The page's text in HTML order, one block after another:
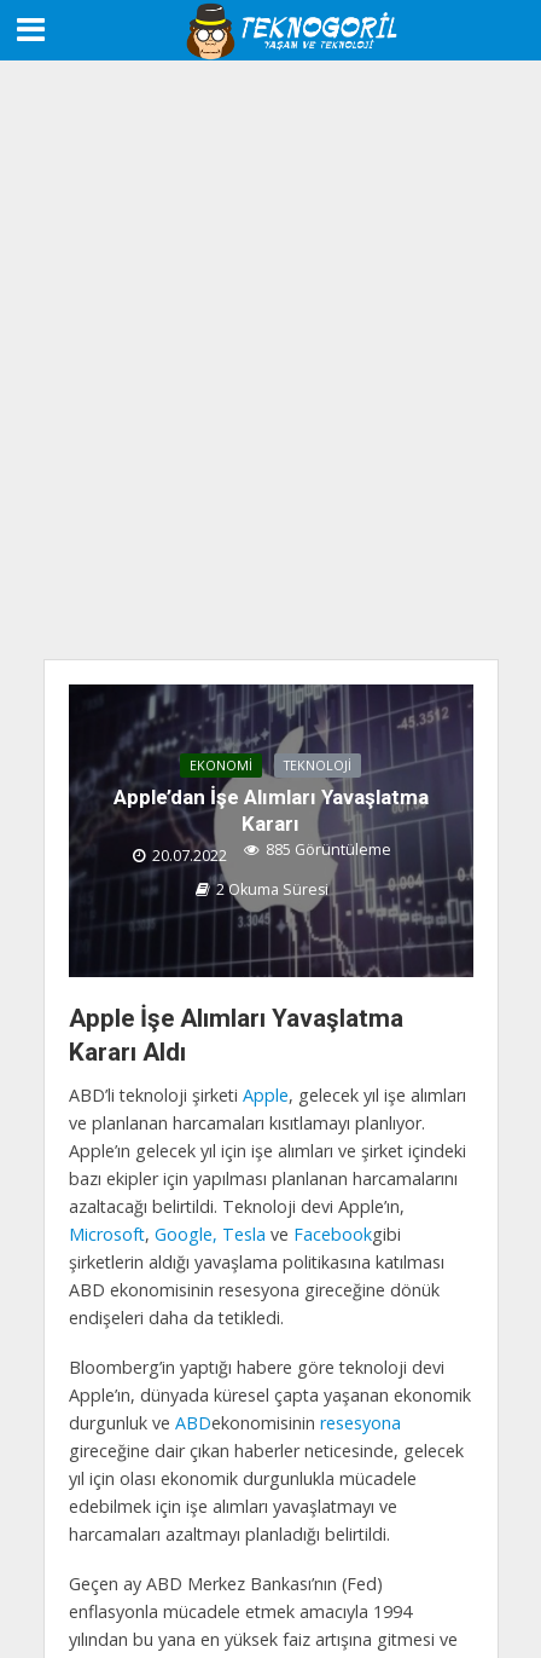
EKONOMI TEKNOLOJI
Apple’dan İşe Alımları Yavaşlatma
Kararı
20.07.2022
885 Görüntüleme
2 Okuma Süresi
Apple İşe Alımları Yavaşlatma
Kararı Aldı
ABD’li teknoloji şirketi Apple, gelecek yıl işe alımları
ve planlanan harcamaları kısıtlamayı planlıyor.
Apple’ın gelecek yıl için işe alımları ve şirket içindeki
bazı ekipler için yapılması planlanan harcamalarını
azaltacağı belirtildi. Teknoloji devi Apple’ın,
Microsoft, Google, Tesla ve Facebookgibi
şirketlerin aldığı yavaşlama politikasına katılması
ABD ekonomisinin resesyona gireceğine dönük
endişeleri daha da tetikledi.
Bloomberg’in yaptığı habere göre teknoloji devi
Apple’ın, dünyada küresel çapta yaşanan ekonomik
durgunluk ve ABDekonomisinin resesyona
gireceğine dair çıkan haberler neticesinde, gelecek
yıl için olası ekonomik durgunlukla mücadele
edebilmek için işe alımları yavaşlatmayı ve
harcamaları azaltmayı planladığı belirtildi.
Geçen ay ABD Merkez Bankası’nın (Fed)
enflasyonla mücadele etmek amacıyla 1994
yılından bu yana en yüksek faiz artışına gitmesi ve